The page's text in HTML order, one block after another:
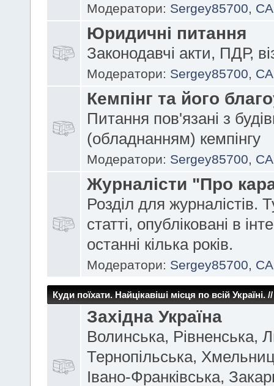
Модератори: Sergey85700,
Юридичні питання
Законодавчі акти, ПДР,
Модератори: Sergey85700,
Кемпінг та його
Питання пов'язані з
(обладнанням) кемпінгу
Модератори: Sergey85700,
Журналісти "Про
Розділ для журналістів.
статті, опубліковані в
останні кілька років.
Модератори: Sergey85700,
Куди поїхати. Найцікавіші місця по всій
Західна Україна
Волинська, Рівненська,
Тернопільська,
Івано-Франківська,